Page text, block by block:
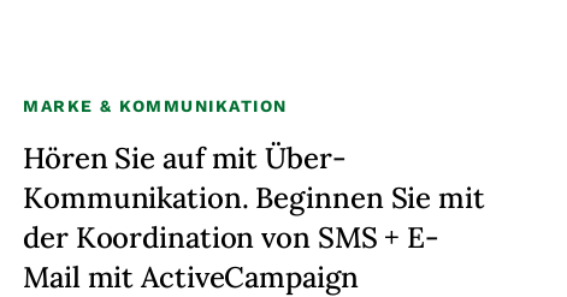
MARKE & KOMMUNIKATION
Hören Sie auf mit Über-
Kommunikation. Beginnen Sie mit
der Koordination von SMS + E-
Mail mit ActiveCampaign